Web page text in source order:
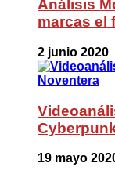
Análisis
marcas el
2 junio 2020
19 mayo